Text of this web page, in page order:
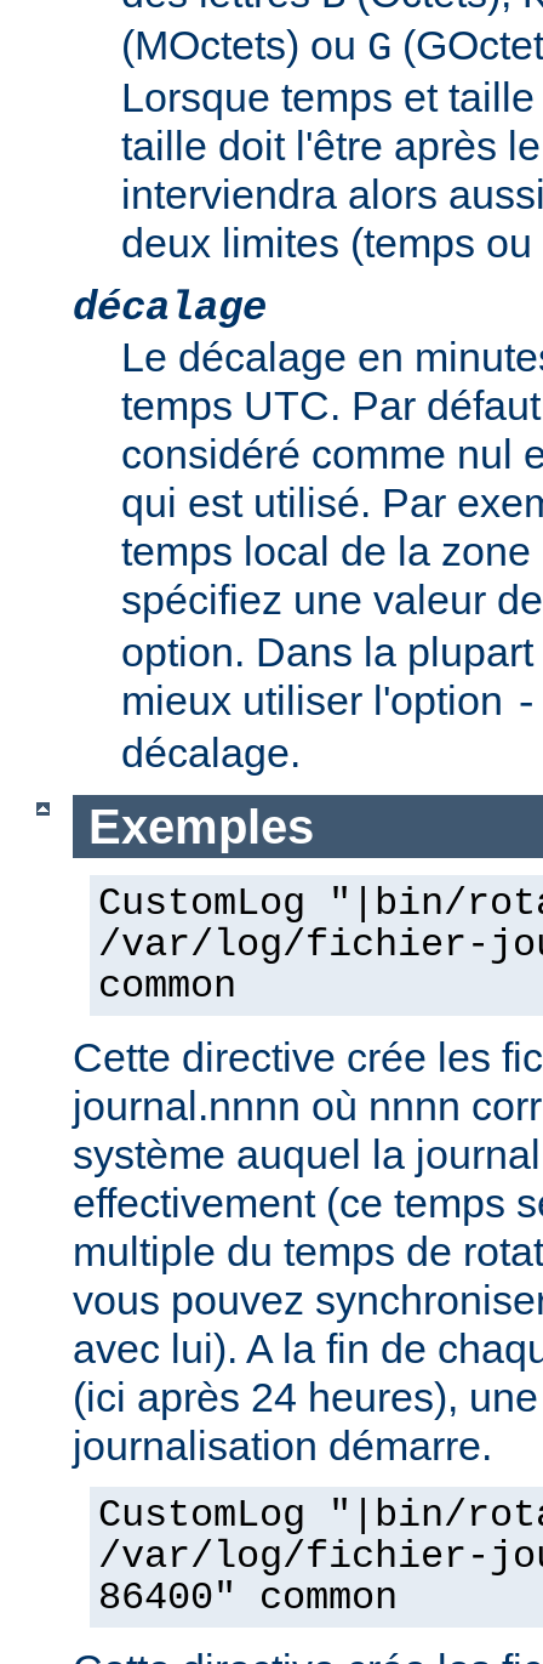
(MOctets) ou G
Lorsque temps et
taille doit l'être après
interviendra alors
deux limites (temps
décalage
Le décalage en
temps UTC. Par
considéré comme nul
qui est utilisé. Par
temps local de la
spécifiez une valeur
option. Dans la
mieux utiliser l'option
décalage.
Exemples
CustomLog "|bin/
/var/log/fichier-
common
Cette directive crée les
journal.nnnn où nnnn
système auquel la
effectivement (ce temps
multiple du temps de
vous pouvez
avec lui). A la fin de
(ici après 24 heures),
journalisation démarre.
CustomLog "|bin/
/var/log/fichier-
86400" common